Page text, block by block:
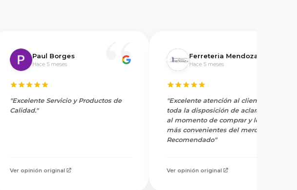
Paul Borges
Hace 5 meses
"Excelente Servicio y Productos de
Calidad."
Ver opinión original
Ferreteria Mendoza
Hace 5 meses
"Excelente atención al cliente, tienen
toda la disposición de aclarar dudas
al momento de comprar y los precios
más convenientes del mercado.
Recomendado"
Ver opinión original